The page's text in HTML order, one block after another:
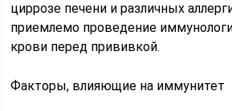
циррозе печени и различных
приемлемо проведение
крови перед прививкой.
Факторы, влияющие на иммунитет